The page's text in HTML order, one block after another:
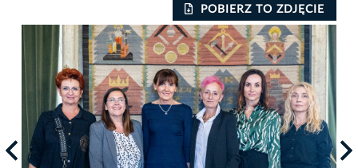
POBIERZ TO ZDJĘCIE